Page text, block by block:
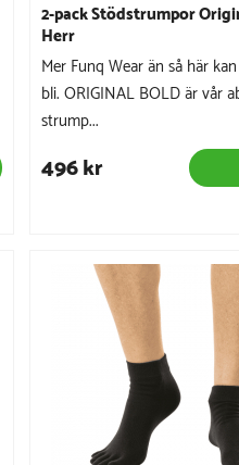
2-pack Stödstrumpor
Herr
Mer Funq Wear än så här
bli. ORIGINAL BOLD är vår
strump...
496 kr